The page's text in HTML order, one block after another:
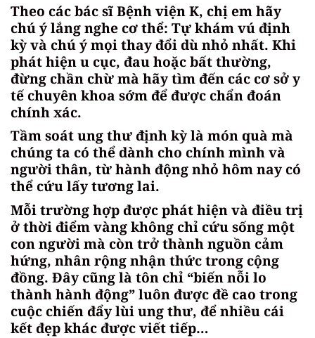
Theo các bác sĩ Bệnh viện K, chị em hãy
chú ý lắng nghe cơ thể: Tự khám vú định
kỳ và chú ý mọi thay đổi dù nhỏ nhất. Khi
phát hiện u cục, đau hoặc bất thường,
đừng chần chừ mà hãy tìm đến các cơ sở y
tế chuyên khoa sớm để được chẩn đoán
chính xác.
Tầm soát ung thư định kỳ là món quà mà
chúng ta có thể dành cho chính mình và
người thân, từ hành động nhỏ hôm nay có
thể cứu lấy tương lai.
Mỗi trường hợp được phát hiện và điều trị
ở thời điểm vàng không chỉ cứu sống một
con người mà còn trở thành nguồn cảm
hứng, nhân rộng nhận thức trong cộng
đồng. Đây cũng là tôn chỉ “biến nỗi lo
thành hành động” luôn được đề cao trong
cuộc chiến đẩy lùi ung thư, để nhiều cái
kết đẹp khác được viết tiếp…